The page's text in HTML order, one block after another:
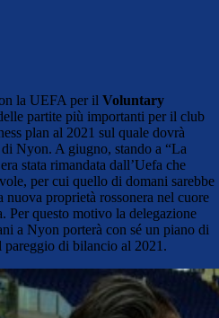
la UEFA per il Voluntary
partite più importanti per il club
plan al 2021 sul quale dovrà
Nyon. A giugno, stando a “La
stata rimandata dall’Uefa che
per cui quello di domani sarebbe
proprietà rossonera nel cuore
Per questo motivo la delegazione
a Nyon porterà con sé un piano di
pareggio di bilancio al 2021.